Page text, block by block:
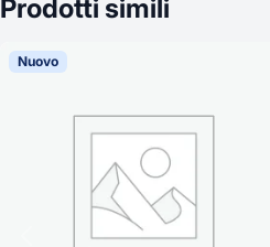
Prodotti simili
Nuovo